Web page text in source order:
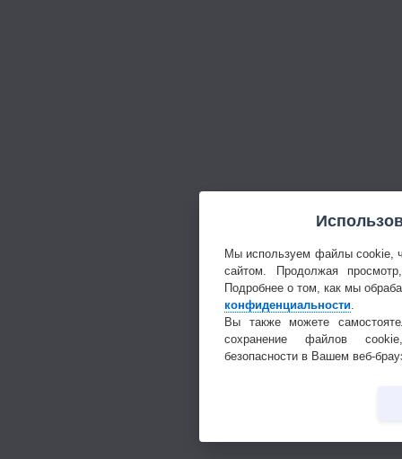
Мы используем файлы cookie,
сайтом. Продолжая
Подробнее о том, как мы
конфиденциальности
Вы также можете
сохранение файлов
безопасности в Вашем веб-